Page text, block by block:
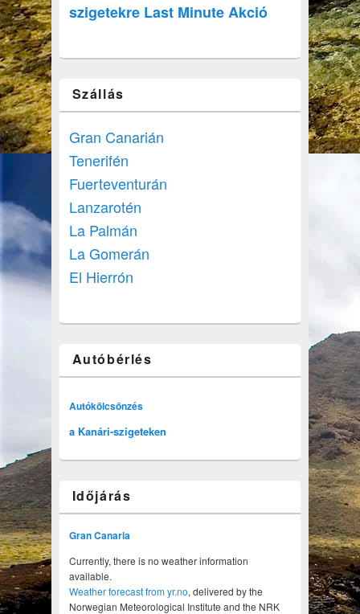
szigetekre Last Minute Akció
Szállás
Gran Canarián
Tenerifén
Fuerteventurán
Lanzarotén
La Palmán
La Gomerán
El Hierrón
Autóbérlés
Autókölcsönzés
a Kanári-szigeteken
Időjárás
Gran Canaria
Currently, there is no weather information
available.
Weather forecast from yr.no, delivered by the
Norwegian Meteorological Institute and the NRK